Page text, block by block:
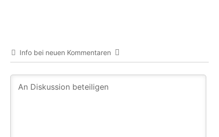
Info bei neuen Kommentaren